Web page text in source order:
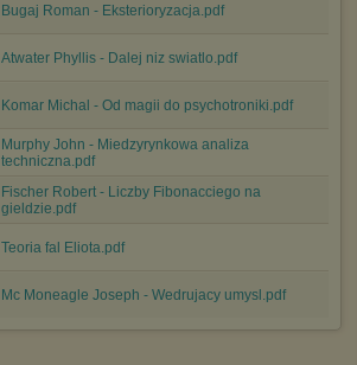
Bugaj Roman - Eksterioryzacja.pdf
Atwater Phyllis - Dalej niz swiatlo.pdf
Komar Michal - Od magii do psychotroniki.pdf
Murphy John - Miedzyrynkowa analiza
techniczna.pdf
Fischer Robert - Liczby Fibonacciego na
gieldzie.pdf
Teoria fal Eliota.pdf
Mc Moneagle Joseph - Wedrujacy umysl.pdf